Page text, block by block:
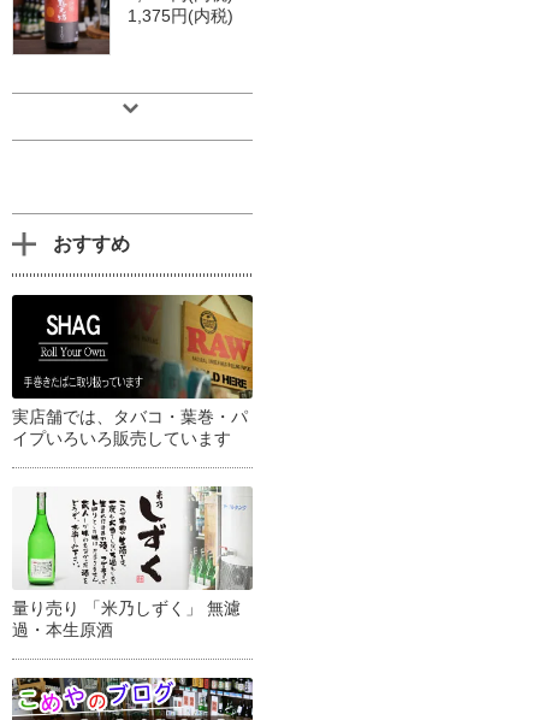
1,375円(内税)
おすすめ
実店舗では、タバコ・葉巻・パ
イプいろいろ販売しています
量り売り 「米乃しずく」 無濾
過・本生原酒